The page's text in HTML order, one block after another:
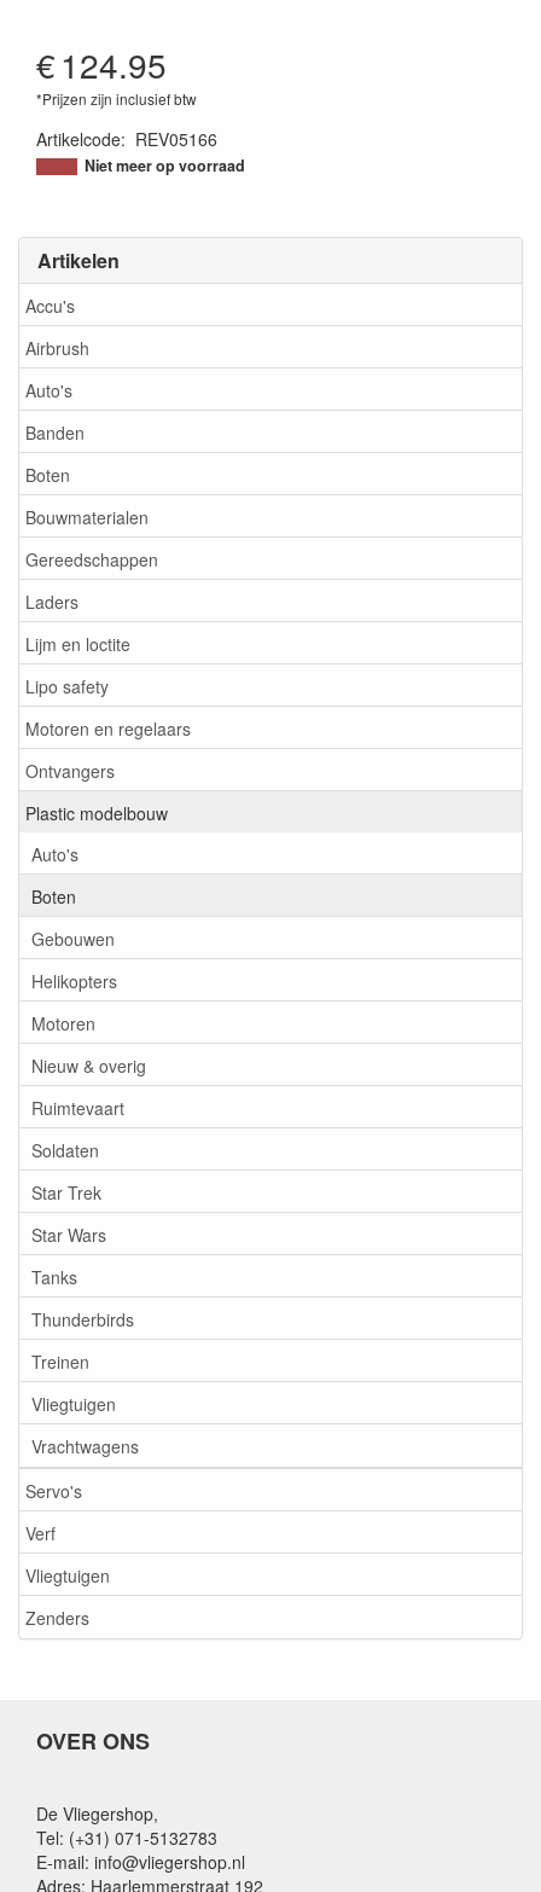
Artikelen
Accu's
Airbrush
Auto's
Banden
Boten
Bouwmaterialen
Gereedschappen
Laders
Lijm en loctite
Lipo safety
Motoren en regelaars
Ontvangers
Plastic modelbouw
Auto's
Boten
Gebouwen
Helikopters
Motoren
Nieuw & overig
Ruimtevaart
Soldaten
Star Trek
Star Wars
Tanks
Thunderbirds
Treinen
Vliegtuigen
Vrachtwagens
Servo's
Verf
Vliegtuigen
Zenders
€124.95
*Prijzen zijn inclusief btw
Artikelcode: REV05166
4009803051666
Niet meer op voorraad
OVER ONS
De Vliegershop,
Tel: (+31) 071-5132783
E-mail: info@vliegershop.nl
Adres: Haarlemmerstraat 192